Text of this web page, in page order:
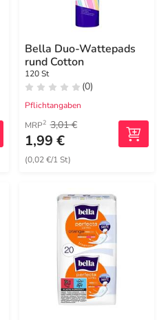
Bella Duo-Wattepads
rund Cotton
120 St
(0)
Pflichtangaben
MRP2 3,01 €
1,99 €
(0,02 €/1 St)